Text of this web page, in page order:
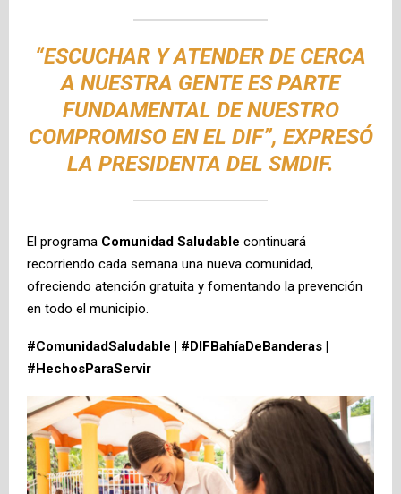
“ESCUCHAR Y ATENDER DE CERCA
A NUESTRA GENTE ES PARTE
FUNDAMENTAL DE NUESTRO
COMPROMISO EN EL DIF”, EXPRESÓ
LA PRESIDENTA DEL SMDIF.
El programa Comunidad Saludable continuará
recorriendo cada semana una nueva comunidad,
ofreciendo atención gratuita y fomentando la prevención
en todo el municipio.
#ComunidadSaludable | #DIFBahíaDeBanderas |
#HechosParaServir